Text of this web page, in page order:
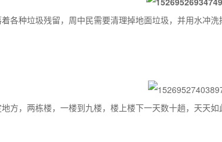
各种垃圾残留，周中民需要清理掉地面垃圾，并用水冲洗
方，两栋楼，一楼到九楼，楼上楼下一天数十趟，天天如